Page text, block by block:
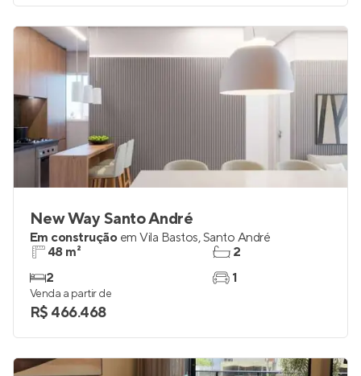
New Way Santo André
Em construção em Vila Bastos,Santo André
48 m²
2
2
1
Venda a partir de
R$ 466.468